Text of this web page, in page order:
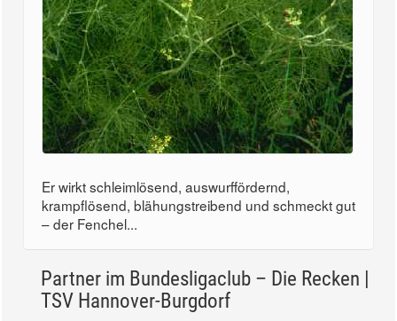
Er wirkt schleimlösend, auswurffördernd,
krampflösend, blähungstreibend und schmeckt gut
– der Fenchel...
Partner im Bundesligaclub – Die Recken |
TSV Hannover-Burgdorf